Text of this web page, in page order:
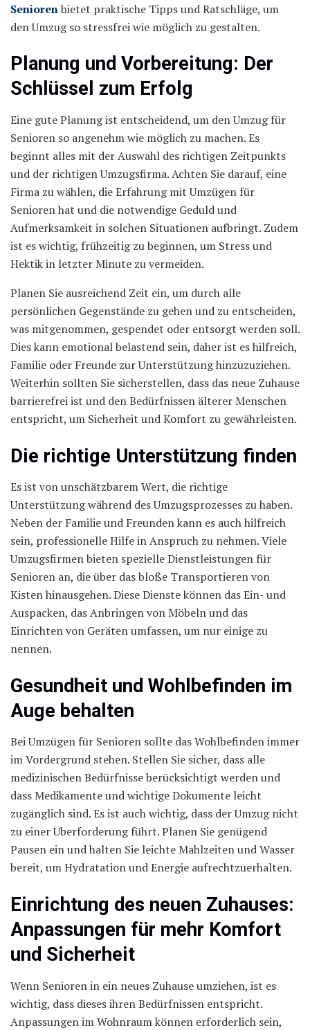
Seniorenbietet praktische Tipps und Ratschläge, um
den Umzug so stressfrei wie möglich zu gestalten.
Planung und Vorbereitung: Der
Schlüssel zum Erfolg
Eine gute Planung ist entscheidend, um den Umzug für
Senioren so angenehm wie möglich zu machen. Es
beginnt alles mit der Auswahl des richtigen Zeitpunkts
und der richtigen Umzugsfirma. Achten Sie darauf, eine
Firma zu wählen, die Erfahrung mit Umzügen für
Senioren hat und die notwendige Geduld und
Aufmerksamkeit in solchen Situationen aufbringt. Zudem
ist es wichtig, frühzeitig zu beginnen, um Stress und
Hektik in letzter Minute zu vermeiden.
Planen Sie ausreichend Zeit ein, um durch alle
persönlichen Gegenstände zu gehen und zu entscheiden,
was mitgenommen, gespendet oder entsorgt werden soll.
Dies kann emotional belastend sein, daher ist es hilfreich,
Familie oder Freunde zur Unterstützung hinzuzuziehen.
Weiterhin sollten Sie sicherstellen, dass das neue Zuhause
barrierefrei ist und den Bedürfnissen älterer Menschen
entspricht, um Sicherheit und Komfort zu gewährleisten.
Die richtige Unterstützung finden
Es ist von unschätzbarem Wert, die richtige
Unterstützung während des Umzugsprozesses zu haben.
Neben der Familie und Freunden kann es auch hilfreich
sein, professionelle Hilfe in Anspruch zu nehmen. Viele
Umzugsfirmen bieten spezielle Dienstleistungen für
Senioren an, die über das bloße Transportieren von
Kisten hinausgehen. Diese Dienste können das Ein- und
Auspacken, das Anbringen von Möbeln und das
Einrichten von Geräten umfassen, um nur einige zu
nennen.
Gesundheit und Wohlbefinden im
Auge behalten
Bei Umzügen für Senioren sollte das Wohlbefinden immer
im Vordergrund stehen. Stellen Sie sicher, dass alle
medizinischen Bedürfnisse berücksichtigt werden und
dass Medikamente und wichtige Dokumente leicht
zugänglich sind. Es ist auch wichtig, dass der Umzug nicht
zu einer Überforderung führt. Planen Sie genügend
Pausen ein und halten Sie leichte Mahlzeiten und Wasser
bereit, um Hydratation und Energie aufrechtzuerhalten.
Einrichtung des neuen Zuhauses:
Anpassungen für mehr Komfort
und Sicherheit
Wenn Senioren in ein neues Zuhause umziehen, ist es
wichtig, dass dieses ihren Bedürfnissen entspricht.
Anpassungen im Wohnraum können erforderlich sein,